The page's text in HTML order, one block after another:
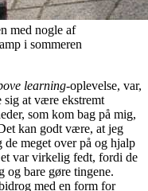
med nogle af
i sommeren
learning-oplevelse, var,
sig at være ekstremt
som kom bag på mig,
kan godt være, at jeg
de meget over på og hjalp
var virkelig fedt, fordi de
og bare gøre tingene.
med en form for